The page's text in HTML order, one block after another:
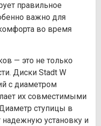
правильное
важно для
во время
— это не только
Диски Stadt W
с диаметром
их совместимыми
ступицы в
установку и